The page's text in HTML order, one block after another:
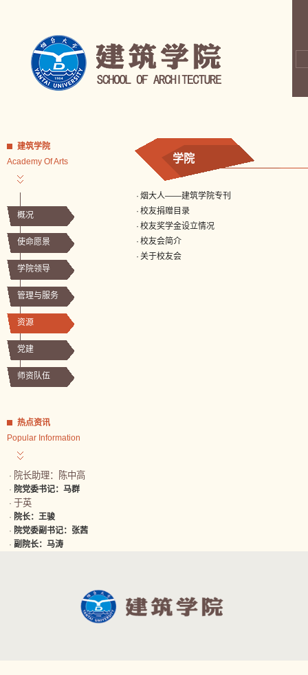
建筑学院
Academy Of Arts
概况
使命愿景
学院领导
管理与服务
资源
党建
师资队伍
热点资讯
Popular Information
· 院长助理：陈中高
· 院党委书记：马群
· 于英
· 院长：王骏
· 院党委副书记：张茜
· 副院长：马涛
学院
· 烟大人——建筑学院专刊
· 校友捐赠目录
· 校友奖学金设立情况
· 校友会简介
· 关于校友会